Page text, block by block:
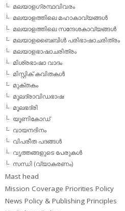
മലയാളഗ്രന്ഥവിവരം
മലയാളത്തിലെ മഹാകാവ്യങ്ങള്‍
മലയാളത്തിലെ സന്ദേശകാവ്യങ്ങള്‍
മലയാളബൈബിള്‍ പരിഭാഷാചരിത്രം
മലയാളഭാഷാചരിത്രം
മിശ്രഭാഷാ വാദം
മിസ്റ്റിക് കവിതകള്‍
മുക്തകം
മൂലദ്രാവിഡഭാഷ
മൂലഭദ്രി
യൂണികോഡ്
വായനദിനം
വിപരീത പദങ്ങള്‍
വൃത്തങ്ങളുടെ പേരുകള്‍
സന്ധി (വ്യാകരണം)
Mast head
Mission Coverage Priorities Policy
News Policy & Publishing Principles